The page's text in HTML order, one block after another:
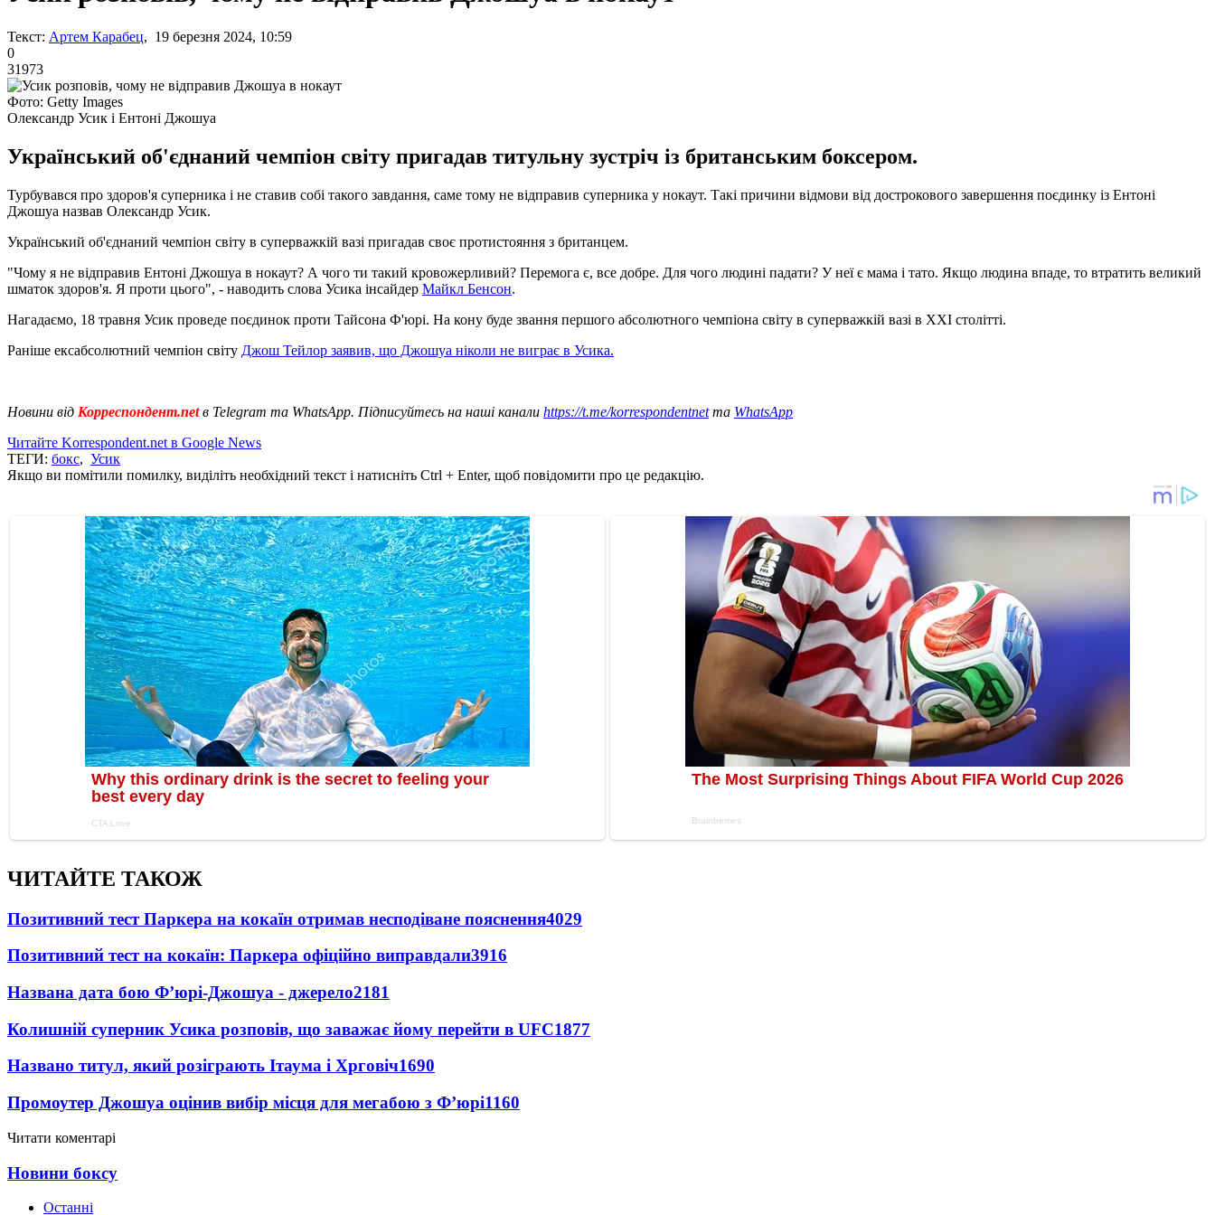
Текст: Артем Карабец, 19 березня 2024, 10:59
0
31973
Фото: Getty Images
Олександр Усик і Ентоні Джошуа
Український об'єднаний чемпіон світу пригадав титульну зустріч із британським боксером.
Турбувався про здоров'я суперника і не ставив собі такого завдання, саме тому не відправив суперника у нокаут. Такі причини відмови від дострокового завершення поєдинку із Ентоні
Джошуа назвав Олександр Усик.
Український об'єднаний чемпіон світу в суперважкій вазі пригадав своє протистояння з британцем.
"Чому я не відправив Ентоні Джошуа в нокаут? А чого ти такий кровожерливий? Перемога є, все добре. Для чого людині падати? У неї є мама і тато. Якщо людина впаде, то втратить великий
шматок здоров'я. Я проти цього", - наводить слова Усика інсайдер Майкл Бенсон.
Нагадаємо, 18 травня Усик проведе поєдинок проти Тайсона Ф'юрі. На кону буде звання першого абсолютного чемпіона світу в суперважкій вазі в XXI столітті.
Раніше ексабсолютний чемпіон світу Джош Тейлор заявив, що Джошуа ніколи не виграє в Усика.
Новини від Корреспондент.netв Telegram та WhatsApp. Підписуйтесь на наші канали https://t.me/korrespondentnetта WhatsApp
Читайте Korrespondent.net в Google News
ТЕГИ: бокс, Усик
Якщо ви помітили помилку, виділіть необхідний текст і натисніть Ctrl + Enter, щоб повідомити про це редакцію.
ЧИТАЙТЕ ТАКОЖ
Позитивний тест Паркера на кокаїн отримав несподіване пояснення4029
Позитивний тест на кокаїн: Паркера офіційно виправдали3916
Названа дата бою Ф’юрі-Джошуа - джерело2181
Колишній суперник Усика розповів, що заважає йому перейти в UFC1877
Названо титул, який розіграють Ітаума і Хрговіч1690
Промоутер Джошуа оцінив вибір місця для мегабою з Ф’юрі1160
Читати коментарі
Новини боксу
Останні